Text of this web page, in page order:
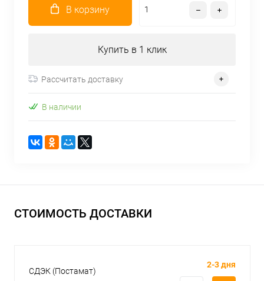
В корзину
Купить в 1 клик
Рассчитать доставку
В наличии
СТОИМОСТЬ ДОСТАВКИ
СДЭК (Постамат)
2-3 дня